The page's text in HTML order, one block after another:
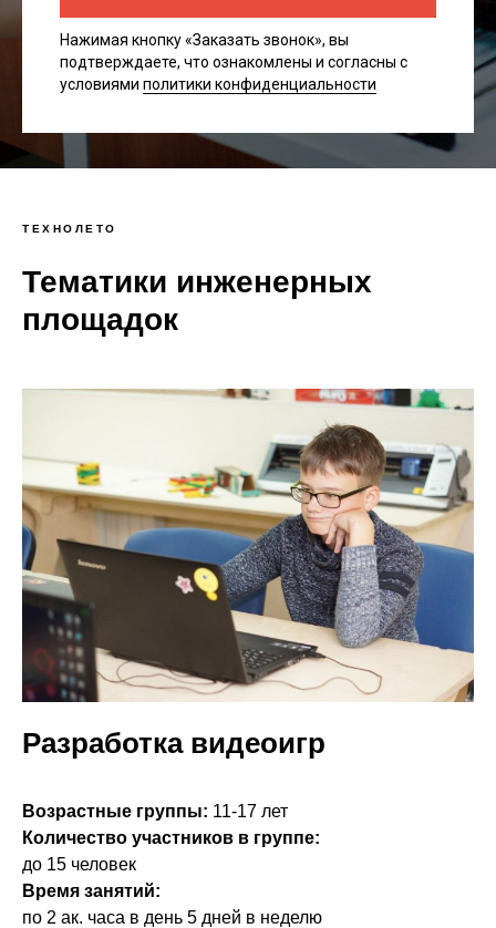
Нажимая кнопку «Заказать звонок», вы
подтверждаете, что ознакомлены и согласны с
условиями политики конфиденциальности
ТЕХНОЛЕТО
Тематики инженерных
площадок
Разработка видеоигр
Возрастные группы: 11-17 лет
Количество участников в группе:
до 15 человек
Время занятий:
по 2 ак. часа в день 5 дней в неделю